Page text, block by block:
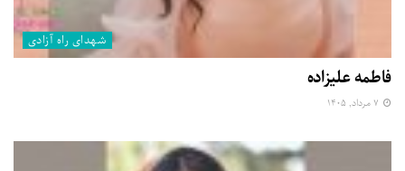
شهدای راه آزادی
فاطمه علیزاده